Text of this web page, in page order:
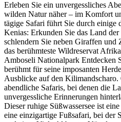
Erleben Sie ein unvergessliches
wilden Natur näher – im Komfort
tägige Safari führt Sie durch einige
Kenias: Erkunden Sie das Land der
schlendern Sie neben Giraffen und
das berühmteste Wildreservat
Amboseli Nationalpark Entdecken
berühmt für seine imposanten
Ausblicke auf den Kilimandscharo.
abendliche Safaris, bei denen die
unvergessliche Erinnerungen
Dieser ruhige Süßwassersee ist
eine einzigartige Fußsafari, bei der